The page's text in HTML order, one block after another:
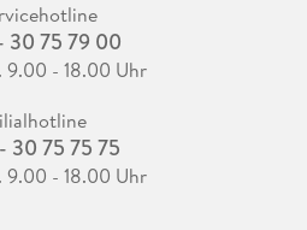
30 75 79 00
9.00 - 18.00 Uhr
30 75 75 75
9.00 - 18.00 Uhr